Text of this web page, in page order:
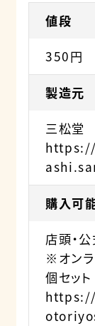
値段
350円
製造元
三松堂
購入可
店頭・
※オンラ
個セット